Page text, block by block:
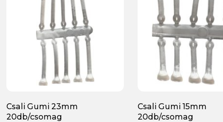
Csali Gumi 23mm
20db/csomag
Csali Gumi 15mm
20db/csomag